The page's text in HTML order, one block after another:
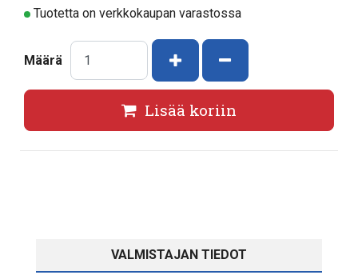
Tuotetta on verkkokaupan varastossa
Määrä Kasvata määrää
Vähennä määrää
Lisää koriin
VALMISTAJAN TIEDOT